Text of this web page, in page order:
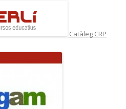
Catàleg CRP